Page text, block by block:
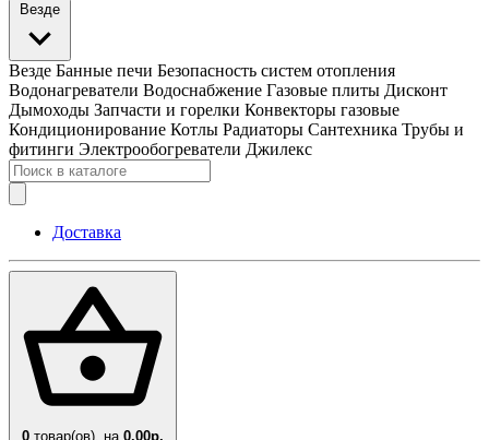
Везде
Везде Банные печи Безопасность систем отопления
Водонагреватели Водоснабжение Газовые плиты Дисконт
Дымоходы Запчасти и горелки Конвекторы газовые
Кондиционирование Котлы Радиаторы Сантехника Трубы и
фитинги Электрообогреватели Джилекс
Доставка
0 товар(ов), на 0.00р.